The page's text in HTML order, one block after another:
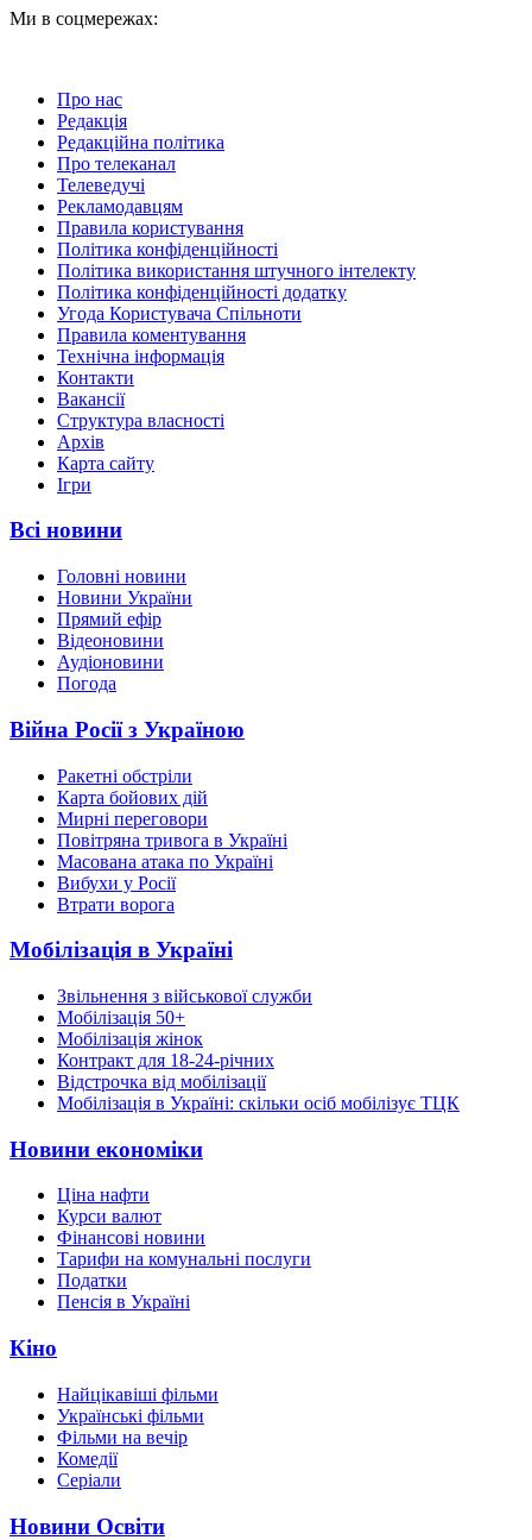
Ми в соцмережах:
Про нас
Редакція
Редакційна політика
Про телеканал
Телеведучі
Рекламодавцям
Правила користування
Політика конфіденційності
Політика використання штучного інтелекту
Політика конфіденційності додатку
Угода Користувача Спільноти
Правила коментування
Технічна інформація
Контакти
Вакансії
Структура власності
Архів
Карта сайту
Ігри
Всі новини
Головні новини
Новини України
Прямий ефір
Відеоновини
Аудіоновини
Погода
Війна Росії з Україною
Ракетні обстріли
Карта бойових дій
Мирні переговори
Повітряна тривога в Україні
Масована атака по Україні
Вибухи у Росії
Втрати ворога
Мобілізація в Україні
Звільнення з військової служби
Мобілізація 50+
Мобілізація жінок
Контракт для 18-24-річних
Відстрочка від мобілізації
Мобілізація в Україні: скільки осіб мобілізує ТЦК
Новини економіки
Ціна нафти
Курси валют
Фінансові новини
Тарифи на комунальні послуги
Податки
Пенсія в Україні
Кіно
Найцікавіші фільми
Українські фільми
Фільми на вечір
Комедії
Серіали
Новини Освіти